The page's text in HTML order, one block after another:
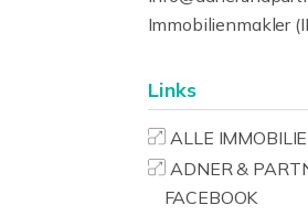
Immobilienmakler
Links
ALLE
ADNER &
FACEBOOK